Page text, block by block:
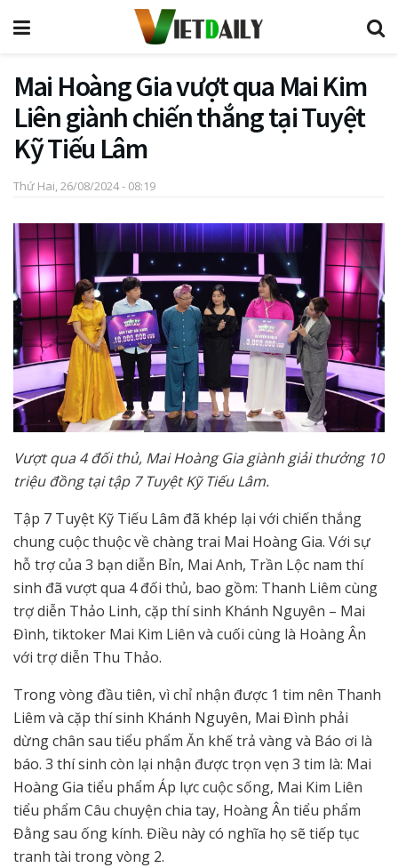
Mai Hoàng Gia vượt qua Mai Kim
Liên giành chiến thắng tại Tuyệt
Kỹ Tiếu Lâm
Thứ Hai, 26/08/2024 - 08:19
Vượt qua 4 đối thủ, Mai Hoàng Gia giành giải thưởng 10
triệu đồng tại tập 7 Tuyệt Kỹ Tiếu Lâm.
Tập 7 Tuyệt Kỹ Tiếu Lâm đã khép lại với chiến thắng
chung cuộc thuộc về chàng trai Mai Hoàng Gia. Với sự
hỗ trợ của 3 bạn diễn Bỉn, Mai Anh, Trần Lộc nam thí
sinh đã vượt qua 4 đối thủ, bao gồm: Thanh Liêm cùng
trợ diễn Thảo Linh, cặp thí sinh Khánh Nguyên – Mai
Đình, tiktoker Mai Kim Liên và cuối cùng là Hoàng Ân
với trợ diễn Thu Thảo.
Trong vòng đầu tiên, vì chỉ nhận được 1 tim nên Thanh
Liêm và cặp thí sinh Khánh Nguyên, Mai Đình phải
dừng chân sau tiểu phẩm Ăn khế trả vàng và Báo ơi là
báo. 3 thí sinh còn lại nhận được trọn vẹn 3 tim là: Mai
Hoàng Gia tiểu phẩm Áp lực cuộc sống, Mai Kim Liên
tiểu phẩm Câu chuyện chia tay, Hoàng Ân tiểu phẩm
Đằng sau ống kính. Điều này có nghĩa họ sẽ tiếp tục
tranh tài trong vòng 2.